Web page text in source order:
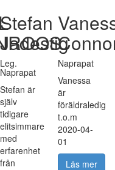
Stefan
Jadestig
Leg.
Naprapat
Stefan är
själv
tidigare
elitsimmare
med
erfarenhet
från
Naprapat
Vanessa
är
föräldraledig
t.o.m
2020-04-
01
Läs mer